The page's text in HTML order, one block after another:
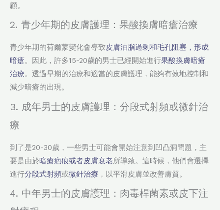
顧。
2. 青少年期的皮膚護理：果酸換膚暗瘡治療
青少年期的荷爾蒙變化會導致皮膚油脂過剩和毛孔阻塞，形成
暗瘡。因此，許多15-20歲的男士已經開始進行果酸換膚暗瘡
治療。透過早期的治療和適當的皮膚護理，能夠有效地控制和
減少暗瘡的出現。
3. 成年男士的皮膚護理：分段式射頻或微針治
療
到了是20-30歲，一些男士可能會開始注意到凹凸洞問題，主
要是由於暗瘡疤痕或者皮膚衰老所導致。這時候，他們會選擇
進行分段式射頻或微針治療 ，以平滑皮膚並改善膚質。
4. 中年男士的皮膚護理：肉毒桿菌素或皮下注